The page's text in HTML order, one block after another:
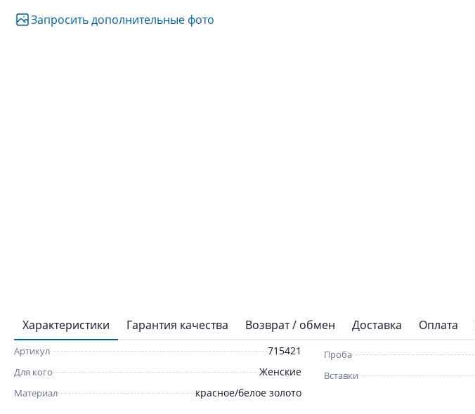
Запросить дополнительные фото
Характеристики Гарантия качества Возврат / обмен Доставка Оплата
Артикул 715421
Для кого Женские
Материал красное/белое золото
Проба
Вставки